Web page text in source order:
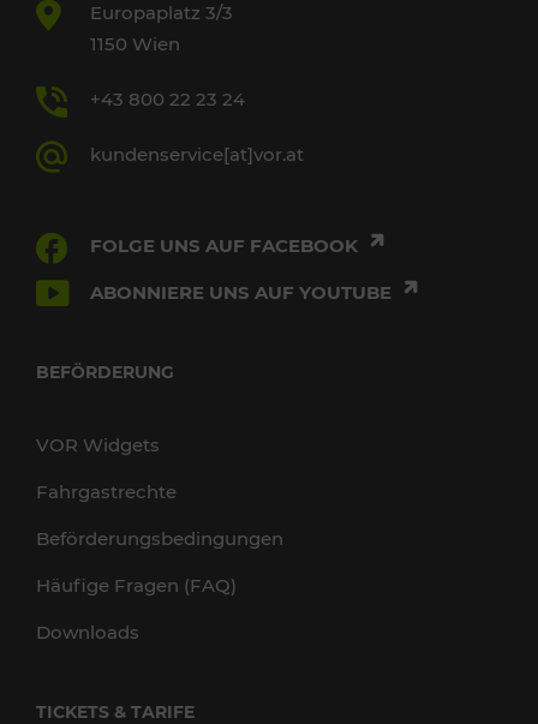
Europaplatz 3/3
1150 Wien
+43 800 22 23 24
kundenservice[at]vor.at
FOLGE UNS AUF FACEBOOK
ABONNIERE UNS AUF YOUTUBE
BEFÖRDERUNG
VOR Widgets
Fahrgastrechte
Beförderungsbedingungen
Häufige Fragen (FAQ)
Downloads
TICKETS & TARIFE